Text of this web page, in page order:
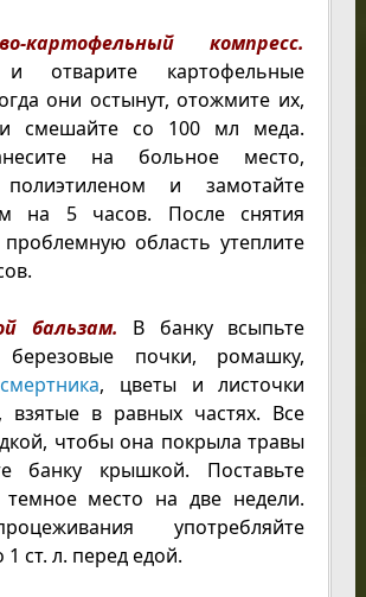
картофельный компресс.
отварите картофельные
они остынут, отожмите их,
и смешайте со 100 мл меда.
на больное место,
полиэтиленом и замотайте
на 5 часов. После снятия
проблемную область утеплите
бальзам.
В банку всыпьте
березовые почки, ромашку,
, цветы и листочки
взятые в равных частях. Все
чтобы она покрыла травы
банку крышкой. Поставьте
место на две недели.
употребляйте
ст. л. перед едой.